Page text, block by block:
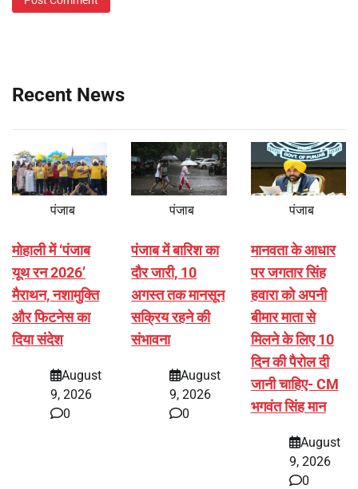
Recent News
पंजाब
मोहाली में ‘पंजाब
यूथ रन 2026’
मैराथन, नशामुक्ति
और फिटनेस का
दिया संदेश
August
9, 2026
0
पंजाब
पंजाब में बारिश का
दौर जारी, 10
अगस्त तक मानसून
सक्रिय रहने की
संभावना
August
9, 2026
0
पंजाब
मानवता के आधार
पर जगतार सिंह
हवारा को अपनी
बीमार माता से
मिलने के लिए 10
दिन की पैरोल दी
जानी चाहिए- CM
भगवंत सिंह मान
August
9, 2026
0